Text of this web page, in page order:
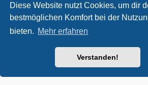
Diese Website nutzt Cookies, um dir
bestmöglichen Komfort bei der
bieten. Mehr erfahren
Verstanden!
metrolike style by Eric Seguin Updated for
Powered byphpBB ® Forum Software ©
Deutsche Übersetzung durch